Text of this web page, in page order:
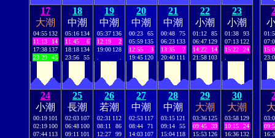
17
大潮
04:55 132
11:13
14
17:38 137
23:29
45
18
中潮
05:16 134
11:45
6
18:18 134
23:56
55
19
中潮
05:37 136
12:19
2
19:00 128
20
中潮
00:23
65
05:59 135
12:55
3
19:45 120
21
中潮
00:48
75
06:23 133
13:35
7
20:40 111
22
小潮
01:12
85
06:47 129
14:22
14
21:58 103
23
小潮
01:38
93
07:13 122
15:22
24
24
小潮
00:19 101
02:19 100
07:44 113
25
長潮
02:03 107
06:48 100
09:11 101
26
若潮
02:31 112
08:11
86
12:27
99
27
中潮
02:53 117
08:44
71
14:03 107
28
中潮
03:15 121
09:14
55
15:04 118
29
大潮
03:36 125
09:45
39
15:53 126
30
大潮
03:58 129
10:15
24
16:36 132